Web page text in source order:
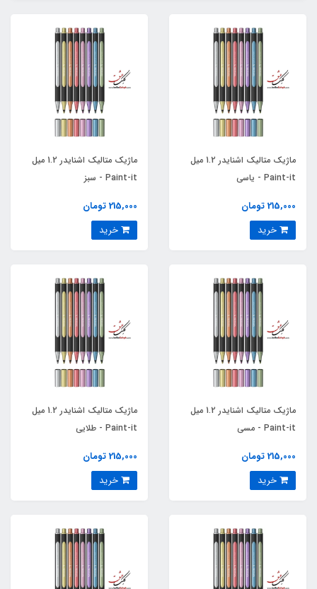
ماژیک متالیک اشنایدر 1.2 میل
Paint-it - یاسی
215,000 تومان
ماژیک متالیک اشنایدر 1.2 میل
Paint-it - سبز
215,000 تومان
ماژیک متالیک اشنایدر 1.2 میل
Paint-it - مسی
215,000 تومان
ماژیک متالیک اشنایدر 1.2 میل
Paint-it - طلایی
215,000 تومان